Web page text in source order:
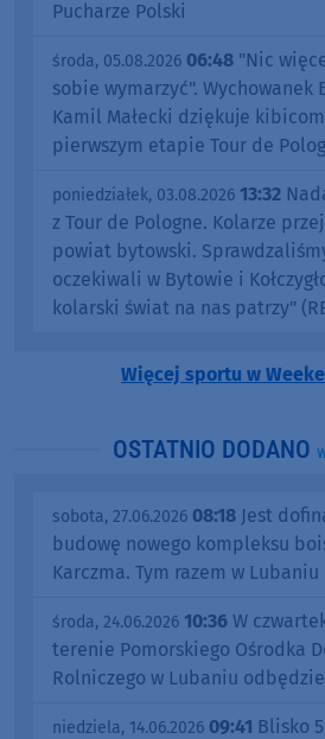
Pucharze Polski
środa, 05.08.2026 06:48 "Nic
sobie wymarzyć". Wychowanek
Kamil Małecki dziękuje
pierwszym etapie Tour de
poniedziałek, 03.08.2026 13:32
z Tour de Pologne. Kolarze
powiat bytowski.
oczekiwali w Bytowie i
kolarski świat na nas patrzy"
Więcej sportu w
OSTATNIO DODANO
sobota, 27.06.2026 08:18 Jest
budowę nowego kompleksu
Karczma. Tym razem w Lubaniu
środa, 24.06.2026 10:36 W
terenie Pomorskiego Ośrodka
Rolniczego w Lubaniu
niedziela, 14.06.2026 09:41 Blisko